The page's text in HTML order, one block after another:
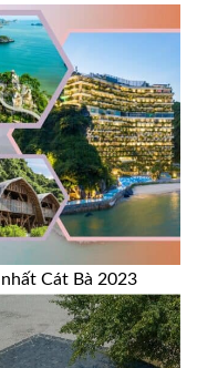
Cát Bà 2023